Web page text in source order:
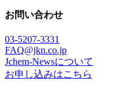
お問い合わせ
03-5207-3331
FAQ@jkn.co.jp
Jchem-Newsについて
お申し込みはこちら